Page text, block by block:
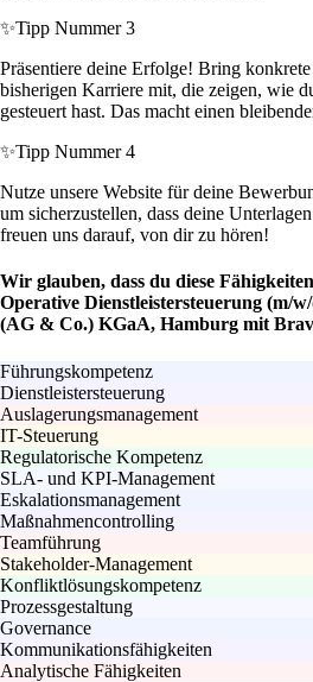
✨Tipp Nummer 3
Präsentiere deine Erfolge! Bring
bisherigen Karriere mit, die zeigen, wie
gesteuert hast. Das macht einen
✨Tipp Nummer 4
Nutze unsere Website für deine
um sicherzustellen, dass deine
freuen uns darauf, von dir zu hören!
Wir glauben, dass du diese
Operative Dienstleistersteuerung (m/
(AG & Co.) KGaA, Hamburg mit
Führungskompetenz
Dienstleistersteuerung
Auslagerungsmanagement
IT-Steuerung
Regulatorische Kompetenz
SLA- und KPI-Management
Eskalationsmanagement
Maßnahmencontrolling
Teamführung
Stakeholder-Management
Konfliktlösungskompetenz
Prozessgestaltung
Governance
Kommunikationsfähigkeiten
Analytische Fähigkeiten